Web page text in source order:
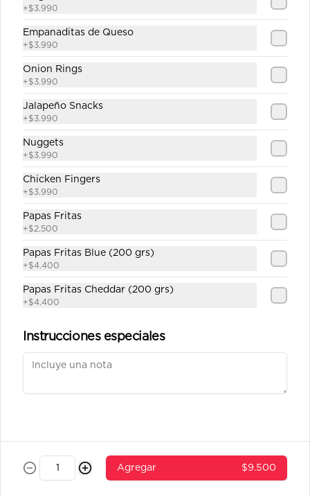
Conócenos
Despacho
Política de privacidad
Redes sociales
Instagram
Iniciar sesión
+$3.990
Empanaditas de Queso
+$3.990
Onion Rings
+$3.990
Jalapeño Snacks
+$3.990
Nuggets
+$3.990
Chicken Fingers
+$3.990
Papas Fritas
+$2.500
Papas Fritas Blue (200 grs)
+$4.400
Papas Fritas Cheddar (200 grs)
+$4.400
Instrucciones especiales
Agregar $9.500